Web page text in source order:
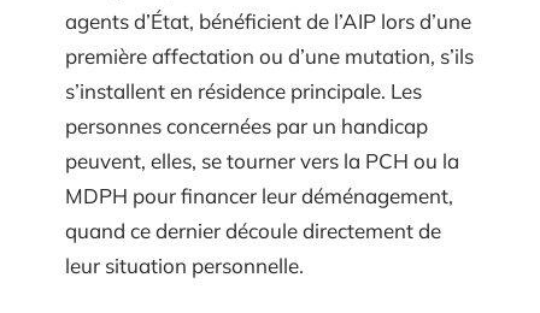
agents d’État, bénéficient de l’AIP lors d’une
première affectation ou d’une mutation, s’ils
s’installent en résidence principale. Les
personnes concernées par un handicap
peuvent, elles, se tourner vers la PCH ou la
MDPH pour financer leur déménagement,
quand ce dernier découle directement de
leur situation personnelle.